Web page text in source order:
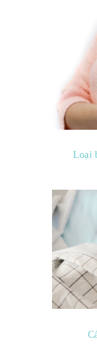
Loại